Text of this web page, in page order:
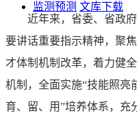
监测预测 文库下载
近年来，省委、省政
要讲话重要指示精神，聚
才体制机制改革，着力健
机制，全面实施“技能照亮
育、留、用”培养体系，充